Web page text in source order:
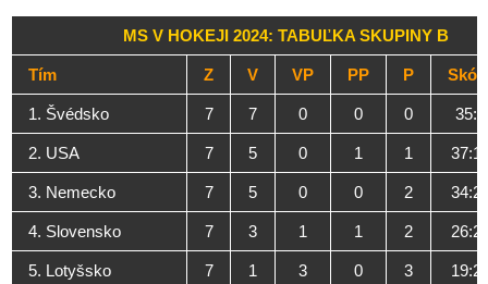
MS V HOKEJI 2024: TABUĽKA SKUPINY B
Tím Z V VP PP P
1. Švédsko 7 7 0 0 0 35:9
2. USA 7 5 0 1 1
3. Nemecko 7 5 0 0 2
4. Slovensko 7 3 1 1 2
5. Lotyšsko 7 1 3 0 3